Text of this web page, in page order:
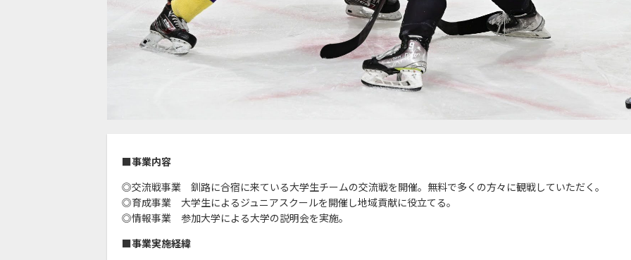
■事業内容
◎交流戦事業 釧路に合宿に来ている大学生チームの交流戦を開催。無料で多くの方々に観戦していただく。
◎育成事業 大学生によるジュニアスクールを開催し地域貢献に役立てる。
◎情報事業 参加大学による大学の説明会を実施。
■事業実施経緯